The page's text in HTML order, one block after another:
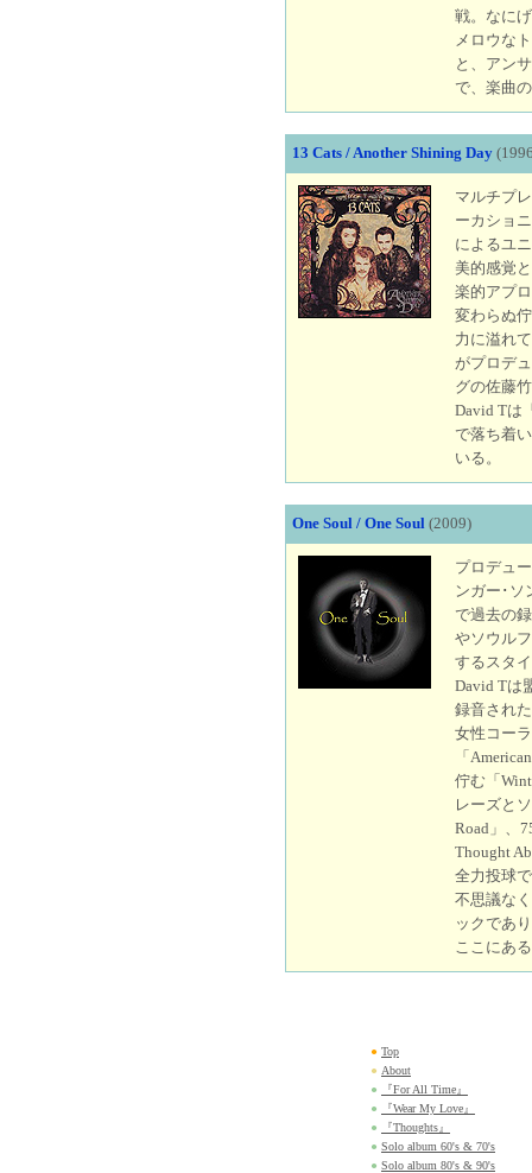
戦。なに
メロウな
と、アン
で、楽曲
13 Cats / Another Shining Day
マルチプ
ーカショ
によるユ
美的感覚
楽的アプ
変わらぬ
力に溢れ
がプロデ
グの佐藤
David Tは
で落ち着
いる。
One Soul / One Soul (2009)
プロデュ
ンガー･ソ
で過去の
やソウル
するスタ
David Tは
録音され
女性コー
「
佇む「
レーズと
Road」、
Thought
全力投球
不思議な
ックであ
ここにあ
● Top
● About
●
『For All Time』
●
『Wear My Love』
●
『Thoughts』
● Solo album 60's & 70's
● Solo album 80's & 90's